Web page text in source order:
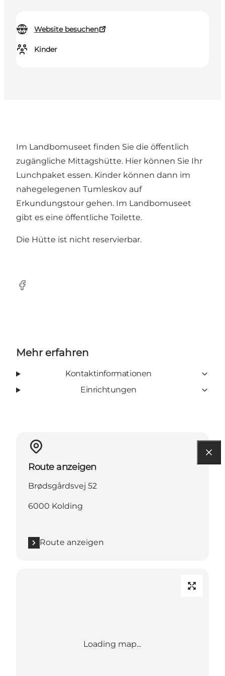
Website besuchen
Kinder
Im Landbomuseet finden Sie die öffentlich
zugängliche Mittagshütte. Hier können Sie Ihr
Lunchpaket essen. Kinder können dann im
nahegelegenen Tumleskov auf
Erkundungstour gehen. Im Landbomuseet
gibt es eine öffentliche Toilette.
Die Hütte ist nicht reservierbar.
Facebook
Mehr erfahren
Kontaktinformationen
Einrichtungen
Route anzeigen
Brødsgårdsvej 52
6000 Kolding
Route anzeigen
Loading map...